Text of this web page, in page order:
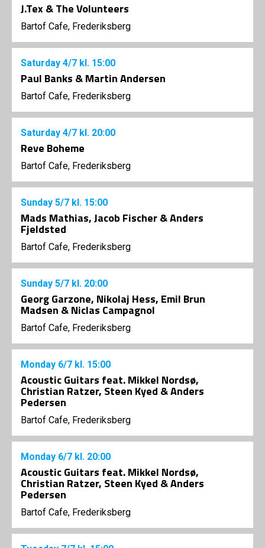
J.Tex & The Volunteers
Bartof Cafe, Frederiksberg
Saturday 4/7 kl. 15:00
Paul Banks & Martin Andersen
Bartof Cafe, Frederiksberg
Saturday 4/7 kl. 20:00
Reve Boheme
Bartof Cafe, Frederiksberg
Sunday 5/7 kl. 15:00
Mads Mathias, Jacob Fischer & Anders
Fjeldsted
Bartof Cafe, Frederiksberg
Sunday 5/7 kl. 20:00
Georg Garzone, Nikolaj Hess, Emil Brun
Madsen & Niclas Campagnol
Bartof Cafe, Frederiksberg
Monday 6/7 kl. 15:00
Acoustic Guitars feat. Mikkel Nordsø,
Christian Ratzer, Steen Kyed & Anders
Pedersen
Bartof Cafe, Frederiksberg
Monday 6/7 kl. 20:00
Acoustic Guitars feat. Mikkel Nordsø,
Christian Ratzer, Steen Kyed & Anders
Pedersen
Bartof Cafe, Frederiksberg